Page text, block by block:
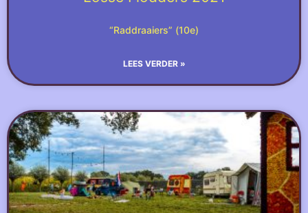
“Raddraaiers” (10e)
LEES VERDER »